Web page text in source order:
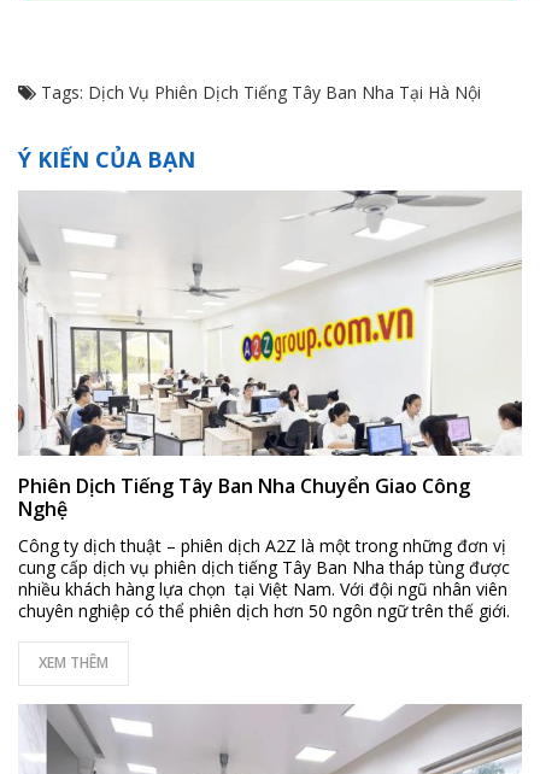
Tags: Dịch Vụ Phiên Dịch Tiếng Tây Ban Nha Tại Hà Nội
Ý KIẾN CỦA BẠN
Phiên Dịch Tiếng Tây Ban Nha Chuyển Giao Công
Nghệ
Công ty dịch thuật – phiên dịch A2Z là một trong những đơn vị
cung cấp dịch vụ phiên dịch tiếng Tây Ban Nha tháp tùng được
nhiều khách hàng lựa chọn tại Việt Nam. Với đội ngũ nhân viên
chuyên nghiệp có thể phiên dịch hơn 50 ngôn ngữ trên thế giới.
XEM THÊM